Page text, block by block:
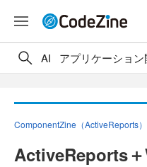
AI アプリケーション
ComponentZine（ActiveReports）
ActiveReports